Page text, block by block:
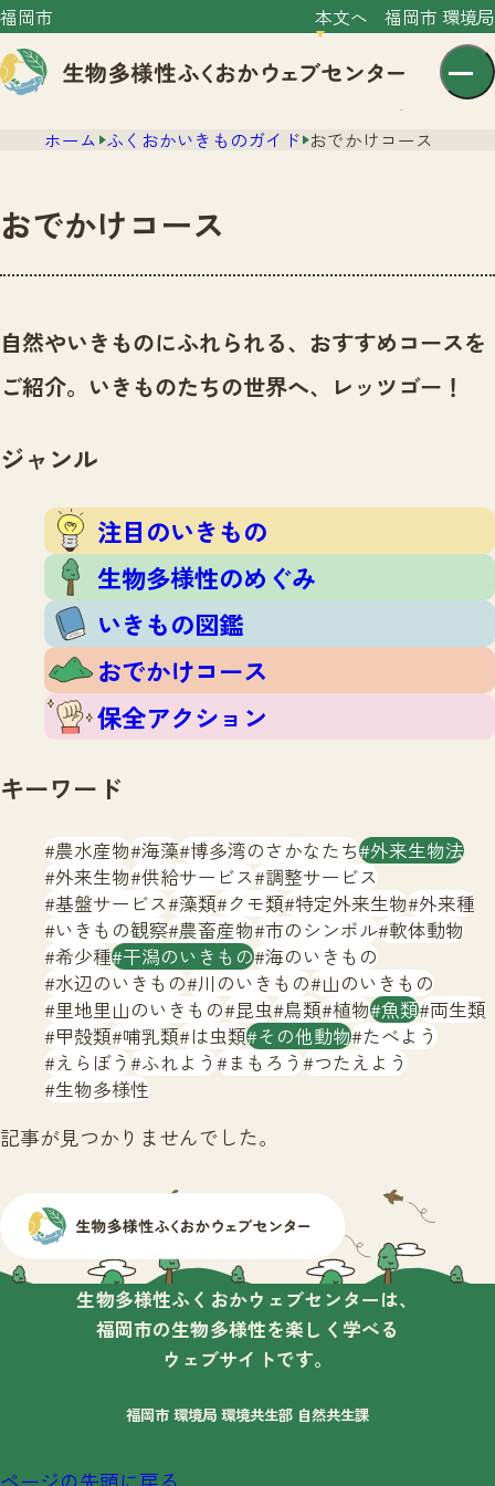
福岡市 本文へ 福岡市 環境局
文字サイズ 小 中 大
センター紹介
センター紹介TOP
サイトポリシー
ニュース
いきものガイド
注目のいきもの
生物多様性のめぐみ
いきもの図鑑
おでかけコース
保全アクション
イベント
いきもの調査隊
調査レポート
調査レポートTOP
調査結果
ふくおかいきものマップ
マッチング
マッチングTOP
掲載申し込みフォーム
お問合せ
生物多様性ふくおかウェブセンターとは
サイトマップ
ホーム ふくおかいきものガイド おでかけコース
おでかけコース
自然やいきものにふれられる、おすすめコースを
ご紹介。いきものたちの世界へ、レッツゴー！
ジャンル
注目のいきもの
生物多様性のめぐみ
いきもの図鑑
おでかけコース
保全アクション
キーワード
農水産物 海藻 博多湾のさかなたち 外来生物法
外来生物 供給サービス 調整サービス
基盤サービス 藻類 クモ類 特定外来生物 外来種
いきもの観察 農畜産物 市のシンボル 軟体動物
希少種 干潟のいきもの 海のいきもの
水辺のいきもの 川のいきもの 山のいきもの
里地里山のいきもの 昆虫 鳥類 植物 魚類 両生類
甲殻類 哺乳類 は虫類 その他動物 たべよう
えらぼう ふれよう まもろう つたえよう
生物多様性
記事が見つかりませんでした。
生物多様性ふくおかウェブセンターは、
福岡市の生物多様性を楽しく学べる
ウェブサイトです。
福岡市 環境局 環境共生部 自然共生課